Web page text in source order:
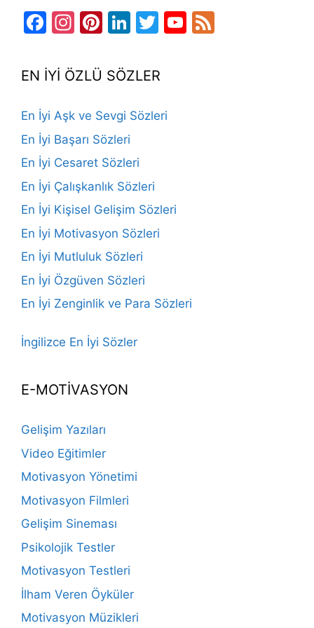
Facebook
Instagram
Pinterest
LinkedIn
TwitterYouTube
EN İYİ ÖZLÜ SÖZLER
En İyi Aşk ve Sevgi Sözleri
En İyi Başarı Sözleri
En İyi Cesaret Sözleri
En İyi Çalışkanlık Sözleri
En İyi Kişisel Gelişim Sözleri
En İyi Motivasyon Sözleri
En İyi Mutluluk Sözleri
En İyi Özgüven Sözleri
En İyi Zenginlik ve Para Sözleri
İngilizce En İyi Sözler
E-MOTİVASYON
Gelişim Yazıları
Video Eğitimler
Motivasyon Yönetimi
Motivasyon Filmleri
Gelişim Sineması
Psikolojik Testler
Motivasyon Testleri
İlham Veren Öyküler
Motivasyon Müzikleri